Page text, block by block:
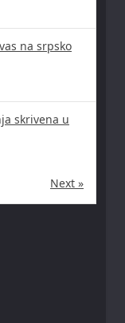
na srpsko
skrivena u
Next »